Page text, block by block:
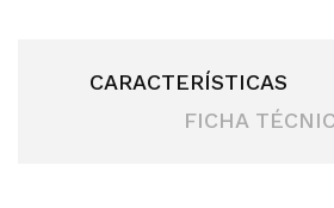
CARACTERÍSTICAS
FICHA